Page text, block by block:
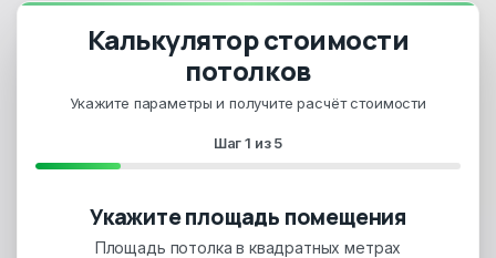
Калькулятор стоимости
потолков
Укажите параметры и получите расчёт стоимости
Шаг1 из5
Укажите площадь помещения
Площадь потолка в квадратных метрах